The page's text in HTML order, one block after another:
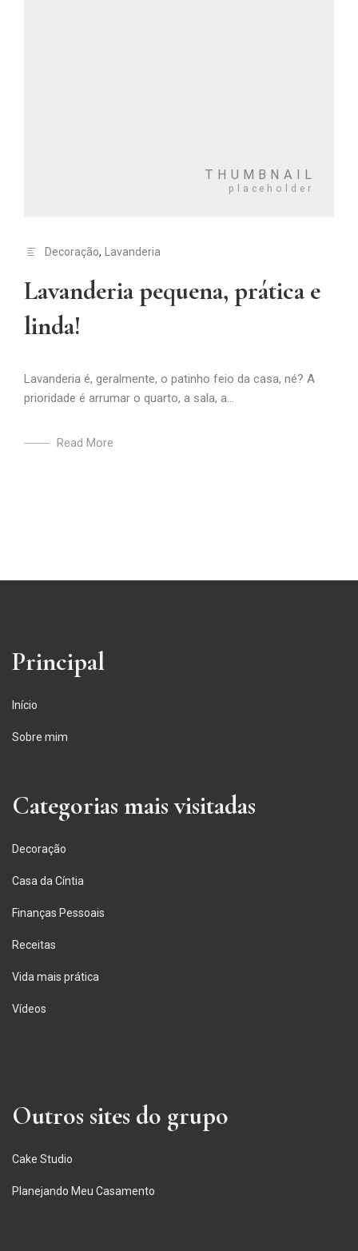
Decoração, Lavanderia
Lavanderia pequena, prática e
linda!
Lavanderia é, geralmente, o patinho feio da casa, né? A
prioridade é arrumar o quarto, a sala, a...
Read More
Principal
Início
Sobre mim
Categorias mais visitadas
Decoração
Casa da Cíntia
Finanças Pessoais
Receitas
Vida mais prática
Vídeos
Outros sites do grupo
Cake Studio
Planejando Meu Casamento